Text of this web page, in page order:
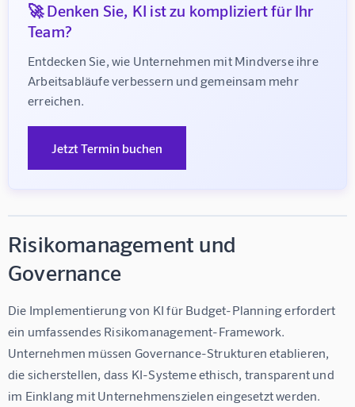
🚀 Denken Sie, KI ist zu kompliziert für Ihr
Team?
Entdecken Sie, wie Unternehmen mit Mindverse ihre
Arbeitsabläufe verbessern und gemeinsam mehr
erreichen.
Jetzt Termin buchen
Risikomanagement und
Governance
Die Implementierung von KI für Budget-Planning erfordert
ein umfassendes Risikomanagement-Framework.
Unternehmen müssen Governance-Strukturen etablieren,
die sicherstellen, dass KI-Systeme ethisch, transparent und
im Einklang mit Unternehmenszielen eingesetzt werden.